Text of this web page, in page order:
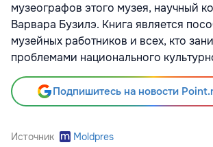
музеографов этого музея, научный
Варвара Бузилэ. Книга является
музейных работников и всех, кто
проблемами национального
Подпишитесь на новости
Источник Moldpres